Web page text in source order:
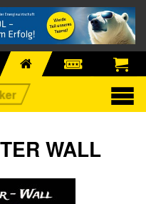
WALL